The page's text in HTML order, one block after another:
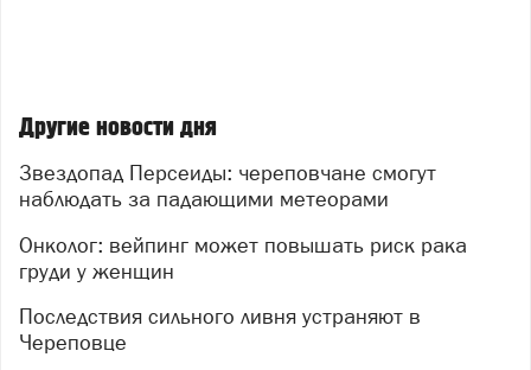
Другие новости дня
Звездопад Персеиды: череповчане смогут
наблюдать за падающими метеорами
Онколог: вейпинг может повышать риск рака
груди у женщин
Последствия сильного ливня устраняют в
Череповце